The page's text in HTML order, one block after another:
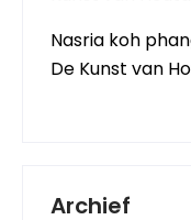
Nasria koh
De Kunst van
Archief